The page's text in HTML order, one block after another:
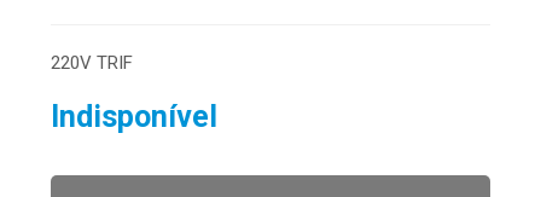
220V TRIF
Indisponível